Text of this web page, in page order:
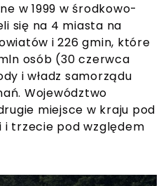
w 1999 w środkowo-
się na 4 miasta na
i 226 gmin, które
osób (30 czerwca
i władz samorządu
Województwo
miejsce w kraju pod
i trzecie pod względem